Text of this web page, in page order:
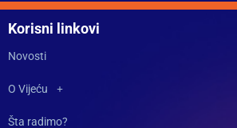
Korisni linkovi
Novosti
O Vijeću
Šta radimo?